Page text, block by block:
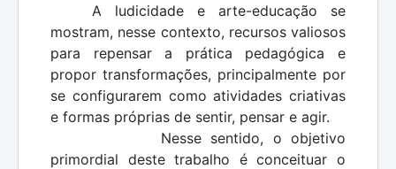
A ludicidade e arte-educação se
mostram, nesse contexto, recursos valiosos
para repensar a prática pedagógica e
propor transformações, principalmente por
se configurarem como atividades criativas
e formas próprias de sentir, pensar e agir.
Nesse sentido, o objetivo
primordial deste trabalho é conceituar o